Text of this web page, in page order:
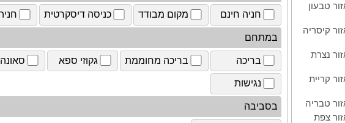
טבעון
קיסריה
נצרת
קריית
טבריה
צפת
חניה חינם מקום מבודד כניסה דיסקרטית
במתחם
בריכה בריכה מחוממת גקוזי ספא סאונה
נגישות
בסביבה